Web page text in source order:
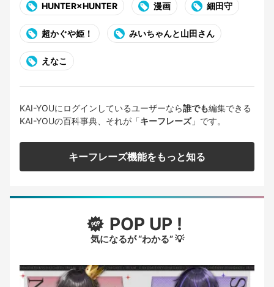
HUNTER×HUNTER 漫画 細田守
超かぐや姫！ みいちゃんと山田さん
えなこ
KAI-YOUにログインしているユーザーなら誰でも編集できる
KAI-YOUの百科事典、それが「キーフレーズ」です。
キーフレーズ機能をもっと知る
POP UP !
気になるが “わかる” 💡